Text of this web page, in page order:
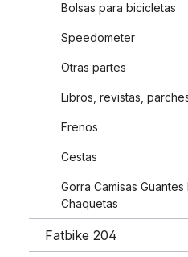
Bolsas para bicicletas
Speedometer
Otras partes
Libros, revistas,
Frenos
Cestas
Gorra Camisas
Chaquetas
Fatbike 204